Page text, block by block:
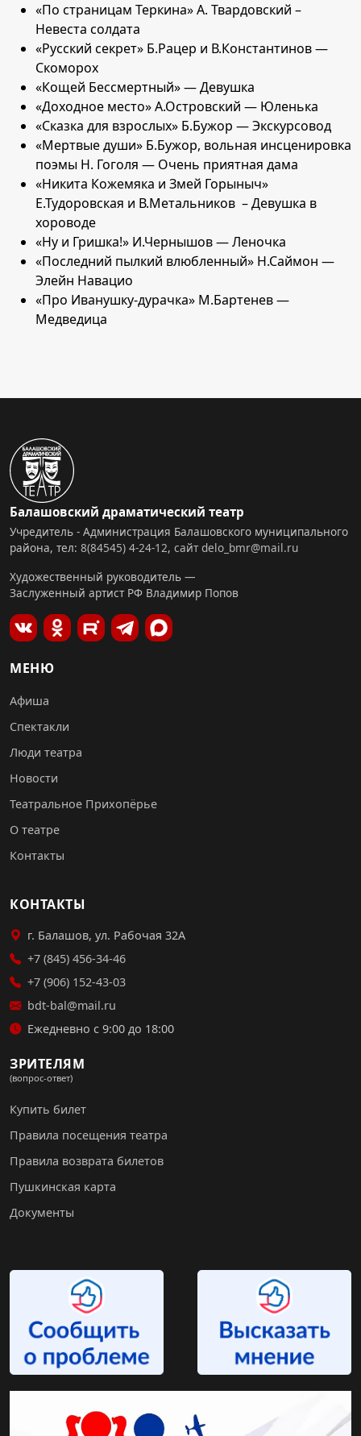
«По страницам Теркина» А. Твардовский –
Невеста солдата
«Русский секрет» Б.Рацер и В.Константинов —
Скоморох
«Кощей Бессмертный» — Девушка
«Доходное место» А.Островский — Юленька
«Сказка для взрослых» Б.Бужор — Экскурсовод
«Мертвые души» Б.Бужор, вольная инсценировка
поэмы Н. Гоголя — Очень приятная дама
«Никита Кожемяка и Змей Горыныч»
Е.Тудоровская и В.Метальников – Девушка в
хороводе
«Ну и Гришка!» И.Чернышов — Леночка
«Последний пылкий влюбленный» Н.Саймон —
Элейн Навацио
«Про Иванушку-дурачка» М.Бартенев —
Медведица
Балашовский драматический театр
Учредитель - Администрация Балашовского муниципального
района, тел: 8(84545) 4-24-12, сайт delo_bmr@mail.ru
Художественный руководитель —
Заслуженный артист РФ Владимир Попов
МЕНЮ
Афиша
Спектакли
Люди театра
Новости
Театральное Прихопёрье
О театре
Контакты
КОНТАКТЫ
г. Балашов, ул. Рабочая 32А
+7 (845) 456-34-46
+7 (906) 152-43-03
bdt-bal@mail.ru
Ежедневно с 9:00 до 18:00
ЗРИТЕЛЯМ
(вопрос-ответ)
Купить билет
Правила посещения театра
Правила возврата билетов
Пушкинская карта
Документы